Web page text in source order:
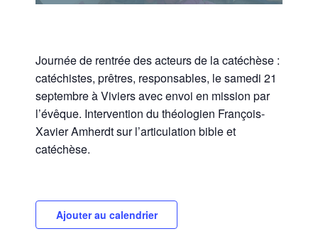
Journée de rentrée des acteurs de la catéchèse :
catéchistes, prêtres, responsables, le samedi 21
septembre à Viviers avec envoi en mission par
l’évêque. Intervention du théologien François-
Xavier Amherdt sur l’articulation bible et
catéchèse.
Ajouter au calendrier